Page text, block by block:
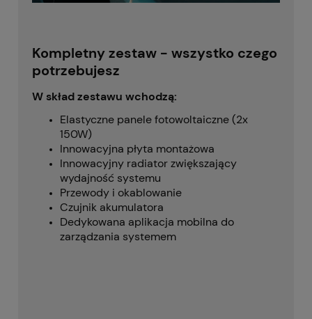
Kompletny zestaw - wszystko czego
potrzebujesz
W skład zestawu wchodzą:
Elastyczne panele fotowoltaiczne (2x
150W)
Innowacyjna płyta montażowa
Innowacyjny radiator zwiększający
wydajność systemu
Przewody i okablowanie
Czujnik akumulatora
Dedykowana aplikacja mobilna do
zarządzania systemem